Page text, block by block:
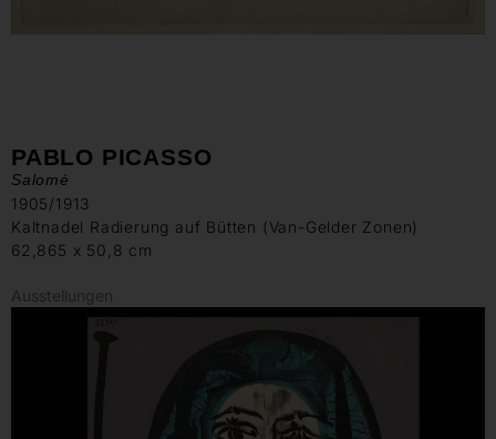
PABLO PICASSO
Salomé
1905/1913
Kaltnadel Radierung auf Bütten (Van-Gelder Zonen)
62,865 x 50,8 cm
Ausstellungen